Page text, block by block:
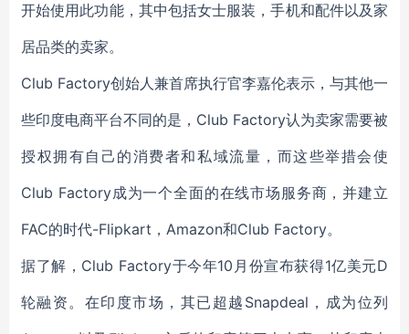
开始使用此功能，其中包括女士服装，手机和配件以及家
居品类的卖家。
Club Factory创始人兼首席执行官李嘉伦表示，与其他一
些印度电商平台不同的是，Club Factory认为卖家需要被
授权拥有自己的消费者和私域流量，而这些举措会使
Club Factory成为一个全面的在线市场服务商，并建立
FAC的时代-Flipkart，Amazon和Club Factory。
据了解， Club Factory于今年10月份宣布获得1亿美元D
轮融资。在印度市场，其已超越Snapdeal，成为位列